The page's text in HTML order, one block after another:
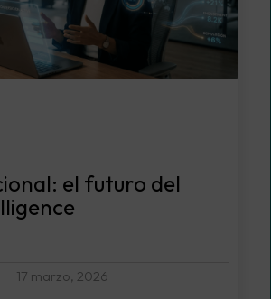
el futuro del
17 marzo, 2026